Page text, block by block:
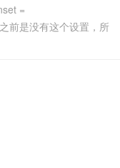
=
前是没有这个设置，所